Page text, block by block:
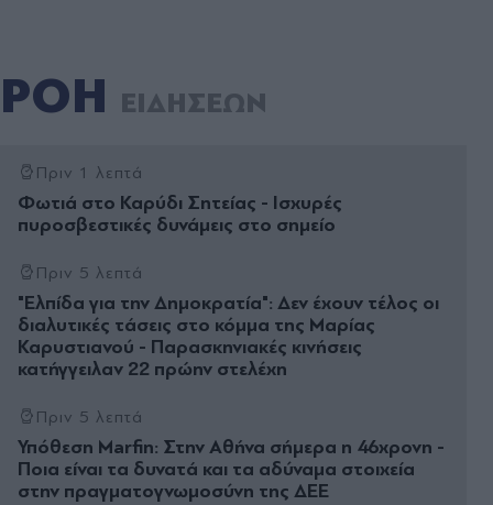
ΡΟΗ ΕΙΔΗΣΕΩΝ
Πριν 1 λεπτά
Φωτιά στο Καρύδι Σητείας - Ισχυρές
πυροσβεστικές δυνάμεις στο σημείο
Πριν 5 λεπτά
"Ελπίδα για την Δημοκρατία": Δεν έχουν τέλος οι
διαλυτικές τάσεις στο κόμμα της Μαρίας
Καρυστιανού - Παρασκηνιακές κινήσεις
κατήγγειλαν 22 πρώην στελέχη
Πριν 5 λεπτά
Υπόθεση Marfin: Στην Αθήνα σήμερα η 46χρονη -
Ποια είναι τα δυνατά και τα αδύναμα στοιχεία
στην πραγματογνωμοσύνη της ΔΕΕ